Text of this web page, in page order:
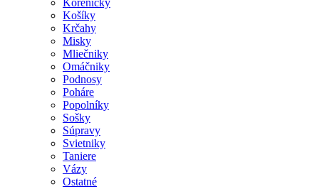
Koreničky
Košíky
Krčahy
Misky
Mliečniky
Omáčniky
Podnosy
Poháre
Popolníky
Sošky
Súpravy
Svietniky
Taniere
Vázy
Ostatné